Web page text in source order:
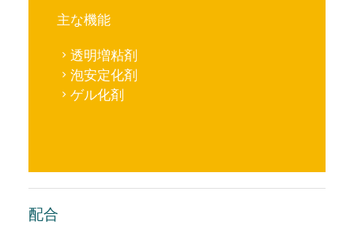
主な機能
透明増粘剤
泡安定化剤
ゲル化剤
配合